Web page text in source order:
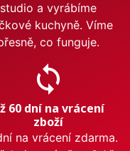
studio a vyrábíme
kuchyně. Víme
co funguje.
sync
60 dní na vrácení
zboží
na vrácení zdarma.